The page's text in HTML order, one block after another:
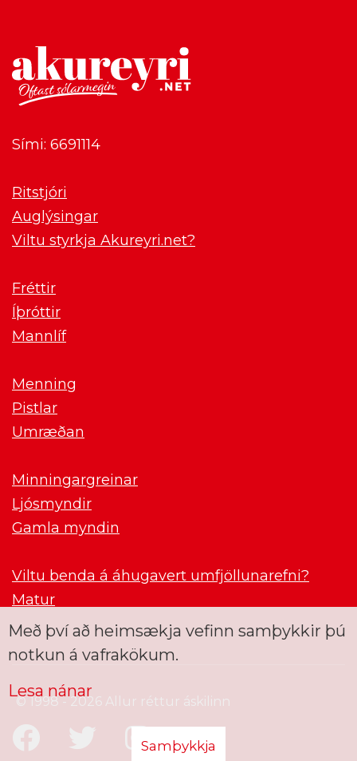
Sími: 6691114
Ritstjóri
Auglýsingar
Viltu styrkja Akureyri.net?
Fréttir
Íþróttir
Mannlíf
Menning
Pistlar
Umræðan
Minningargreinar
Ljósmyndir
Gamla myndin
Viltu benda á áhugavert umfjöllunarefni?
Matur
© 1998 - 2026 Allur réttur áskilinn
Með því að heimsækja vefinn samþykkir þú
notkun á vafrakökum.
Lesa nánar
Samþykkja